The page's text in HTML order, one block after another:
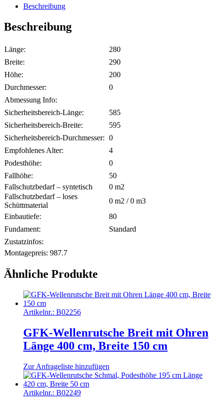
Beschreibung
Beschreibung
Länge:
280
Breite:
290
Höhe:
200
Durchmesser:
0
Abmessung Info:
Sicherheitsbereich-Länge:
585
Sicherheitsbereich-Breite:
595
Sicherheitsbereich-Durchmesser: 0
Empfohlenes Alter:
4
Podesthöhe:
0
Fallhöhe:
50
Fallschutzbedarf – syntetisch
0 m2
Fallschutzbedarf – loses
Schüttmaterial
0 m2 /0 m3
Einbautiefe:
80
Fundament:
Standard
Zustatzinfos:
Montagepreis: 987.7
Ähnliche Produkte
Artikelnr.: B02256
GFK-Wellenrutsche Breit mit Ohren
Länge 400 cm, Breite 150 cm
Zur Anfrageliste hinzufügen
Artikelnr.: B02249